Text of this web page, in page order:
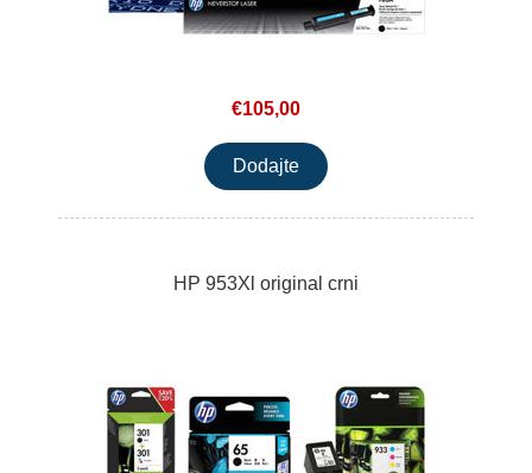
€105,00
HP 953Xl original crni